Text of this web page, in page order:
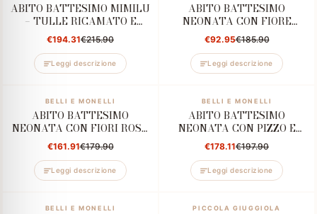
ABITO BATTESIMO MIMILU
– TULLE RICAMATO E
BALZE CON CODA
POSTERIORE
€194.31€215.90
Leggi descrizione
ABITO BATTESIMO
NEONATA CON FIORE
SALVIA E MANICHINE IN
PIZZO
€92.95€185.90
Leggi descrizione
BELLI E MONELLI
ABITO BATTESIMO
NEONATA CON FIORI ROSA
CIPRIA
€161.91€179.90
Leggi descrizione
BELLI E MONELLI
ABITO BATTESIMO
NEONATA CON PIZZO E
FIOCCO RASO
€178.11€197.90
Leggi descrizione
BELLI E MONELLI PICCOLA GIUGGIOLA